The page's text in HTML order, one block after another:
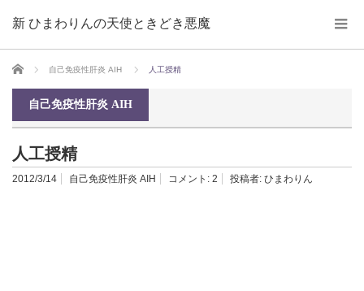
新 ひまわりんの天使ときどき悪魔
ホーム 自己免疫性肝炎 AIH 人工授精
自己免疫性肝炎 AIH
人工授精
2012/3/14 自己免疫性肝炎 AIH コメント: 2 投稿者: ひまわりん